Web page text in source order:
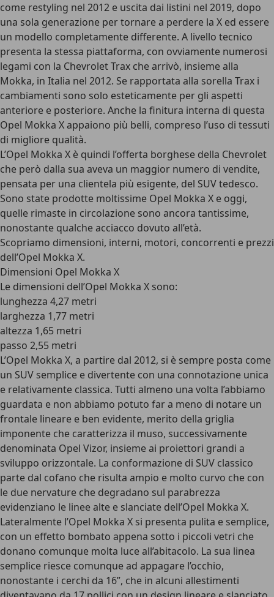
come restyling nel 2012 e uscita dai listini nel 2019, dopo
una sola generazione per tornare a perdere la X ed essere
un modello completamente differente. A livello tecnico
presenta la stessa piattaforma, con ovviamente numerosi
legami con la Chevrolet Trax che arrivò, insieme alla
Mokka, in Italia nel 2012. Se rapportata alla sorella Trax i
cambiamenti sono solo esteticamente per gli aspetti
anteriore e posteriore. Anche la finitura interna di questa
Opel Mokka X appaiono più belli, compreso l’uso di tessuti
di migliore qualità.
L’Opel Mokka X è quindi l’offerta borghese della Chevrolet
che però dalla sua aveva un maggior numero di vendite,
pensata per una clientela più esigente, del SUV tedesco.
Sono state prodotte moltissime Opel Mokka X e oggi,
quelle rimaste in circolazione sono ancora tantissime,
nonostante qualche acciacco dovuto all’età.
Scopriamo dimensioni, interni, motori, concorrenti e prezzi
dell’Opel Mokka X.
Dimensioni Opel Mokka X
Le dimensioni dell’Opel Mokka X sono:
lunghezza 4,27 metri
larghezza 1,77 metri
altezza 1,65 metri
passo 2,55 metri
L’Opel Mokka X, a partire dal 2012, si è sempre posta come
un SUV semplice e divertente con una connotazione unica
e relativamente classica. Tutti almeno una volta l’abbiamo
guardata e non abbiamo potuto far a meno di notare un
frontale lineare e ben evidente, merito della griglia
imponente che caratterizza il muso, successivamente
denominata Opel Vizor, insieme ai proiettori grandi a
sviluppo orizzontale. La conformazione di SUV classico
parte dal cofano che risulta ampio e molto curvo che con
le due nervature che degradano sul parabrezza
evidenziano le linee alte e slanciate dell’Opel Mokka X.
Lateralmente l’Opel Mokka X si presenta pulita e semplice,
con un effetto bombato appena sotto i piccoli vetri che
donano comunque molta luce all’abitacolo. La sua linea
semplice riesce comunque ad appagare l’occhio,
nonostante i cerchi da 16”, che in alcuni allestimenti